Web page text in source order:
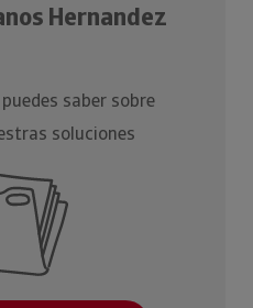
Hernandez
saber sobre
soluciones